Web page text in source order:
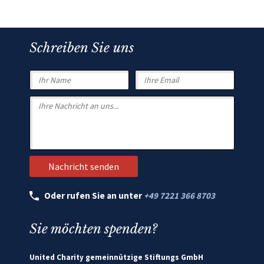
Schreiben Sie uns
Oder rufen Sie an unter +49 7221 366 8703
Sie möchten spenden?
United Charity gemeinnützige Stiftungs GmbH